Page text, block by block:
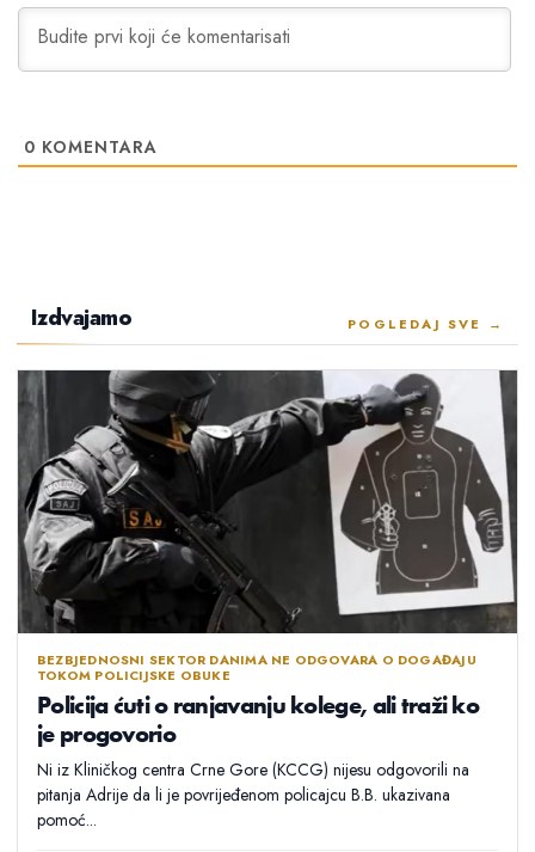
0 KOMENTARA
Izdvajamo POGLEDAJ SVE →
BEZBJEDNOSNI SEKTOR DANIMA NE ODGOVARA O DOGAĐAJU
TOKOM POLICIJSKE OBUKE
Policija ćuti o ranjavanju kolege, ali traži ko
je progovorio
Ni iz Kliničkog centra Crne Gore (KCCG) nijesu odgovorili na
pitanja Adrije da li je povrijeđenom policajcu B.B. ukazivana
pomoć...